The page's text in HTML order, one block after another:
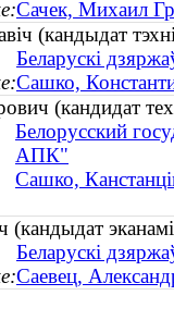
Сачек, Михаил
(кандыдат
Беларускі
Сашко,
(кандидат
Белорусский
АПК"
Сашко,
(кандыдат
Беларускі
Саевец,